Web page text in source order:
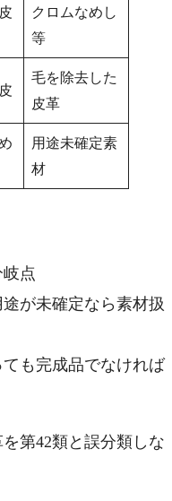
クロムなめし
等
毛を除去した
皮革
用途未確定素
材
点
が未確定なら素材扱
も完成品でなければ
第42類と誤分類しな